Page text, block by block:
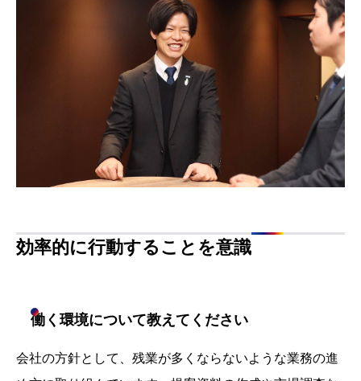
効率的に行動することを意識
働く環境について教えてください
会社の方針として、残業が多くならないような業務の進